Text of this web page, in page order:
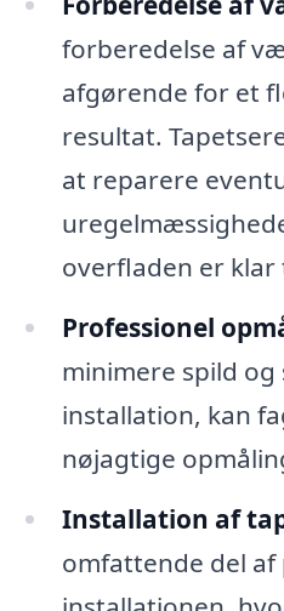
forberedelse af
afgørende for et
resultat.
at reparere
overfladen er klar
Professionel
minimere spild
installation, kan
nøjagtige
Installation af
omfattende del af